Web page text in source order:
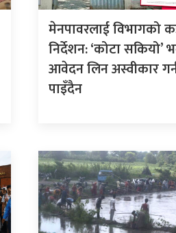
मेनपावरलाई विभागको
निर्देशन: ‘कोटा सकियो’
आवेदन लिन अस्वीकार
पाइँदैन